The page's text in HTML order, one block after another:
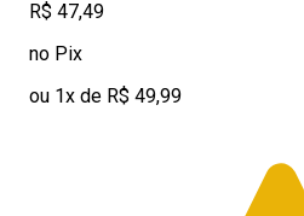
R$ 47,49
no Pix
ou 1x de R$ 49,99